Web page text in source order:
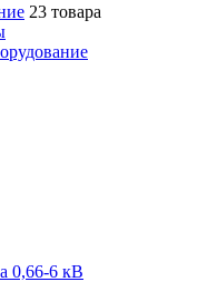
23 товара
0,66-6 кВ